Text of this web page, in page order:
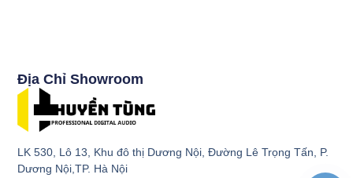
Địa Chỉ Showroom
LK 530, Lô 13, Khu đô thị Dương Nội, Đường Lê Trọng Tấn, P.
Dương Nội,TP. Hà Nội